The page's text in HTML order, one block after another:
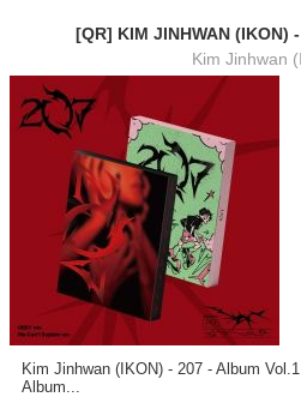
[QR] KIM JINHWAN (IKON)
Kim Jinhwan
Kim Jinhwan (IKON) - 207 - Album
Album...